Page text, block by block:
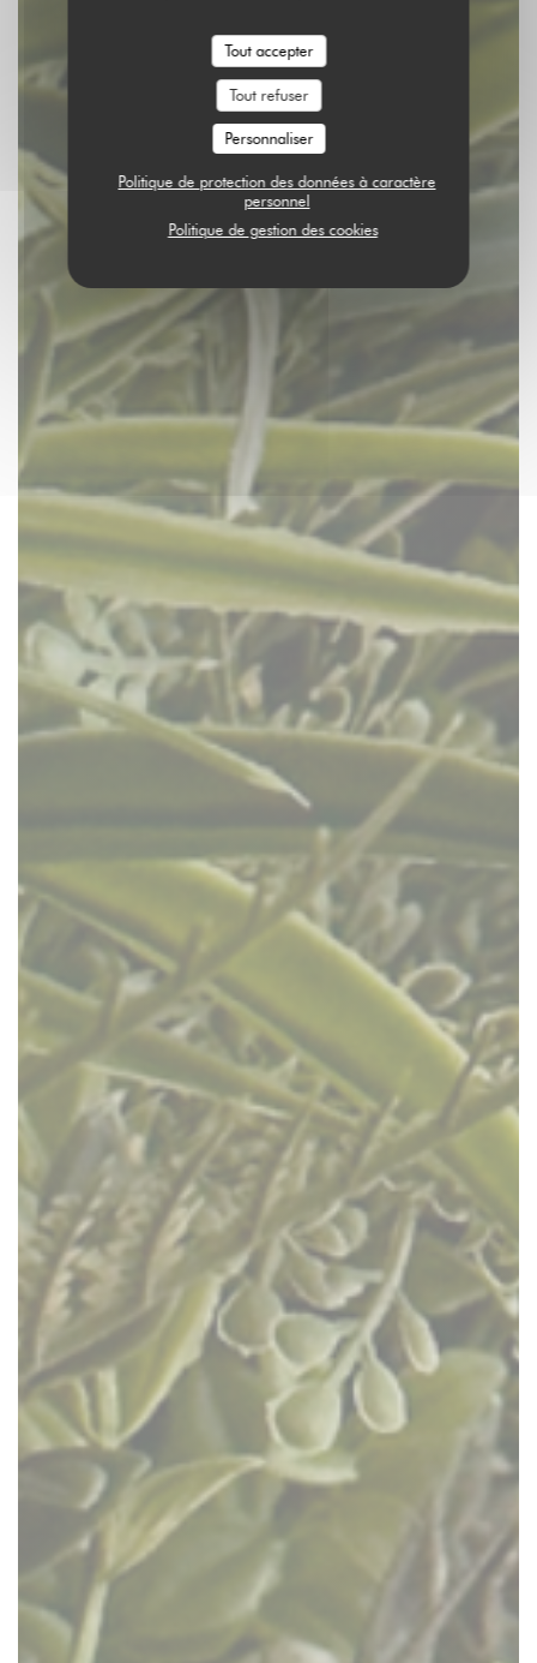
Tout accepter
Tout refuser
Personnaliser
Politique de protection des données à caractère
personnel
Politique de gestion des cookies